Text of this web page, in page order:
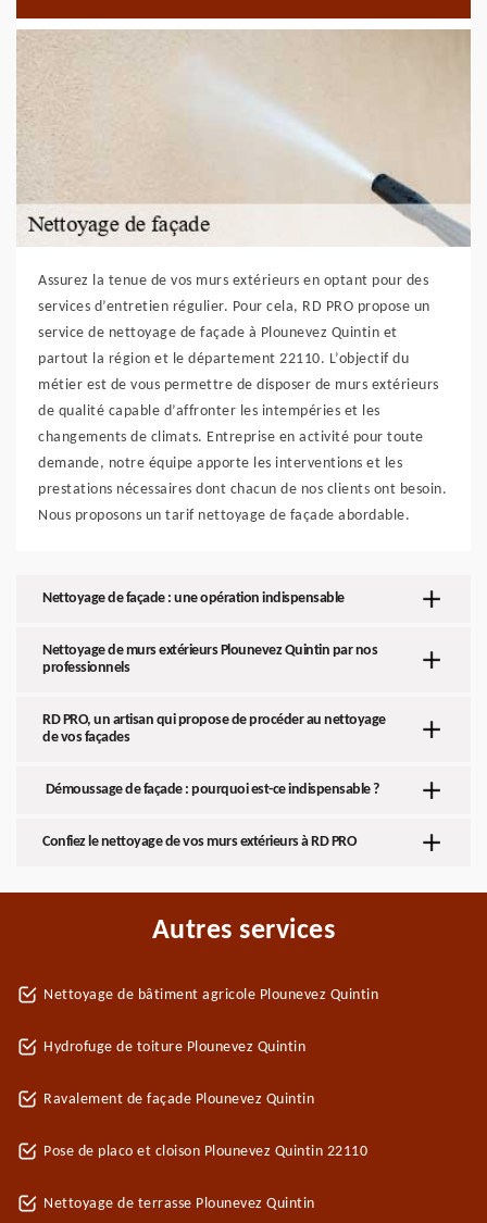
Assurez la tenue de vos murs extérieurs en optant pour des
services d’entretien régulier. Pour cela, RD PRO propose un
service de nettoyage de façade à Plounevez Quintin et
partout la région et le département 22110. L’objectif du
métier est de vous permettre de disposer de murs extérieurs
de qualité capable d’affronter les intempéries et les
changements de climats. Entreprise en activité pour toute
demande, notre équipe apporte les interventions et les
prestations nécessaires dont chacun de nos clients ont besoin.
Nous proposons un tarif nettoyage de façade abordable.
Nettoyage de façade : une opération indispensable
Nettoyage de murs extérieurs Plounevez Quintin par nos
professionnels
RD PRO, un artisan qui propose de procéder au nettoyage
de vos façades
Démoussage de façade : pourquoi est-ce indispensable ?
Confiez le nettoyage de vos murs extérieurs à RD PRO
Autres services
Nettoyage de bâtiment agricole Plounevez Quintin
Hydrofuge de toiture Plounevez Quintin
Ravalement de façade Plounevez Quintin
Pose de placo et cloison Plounevez Quintin 22110
Nettoyage de terrasse Plounevez Quintin